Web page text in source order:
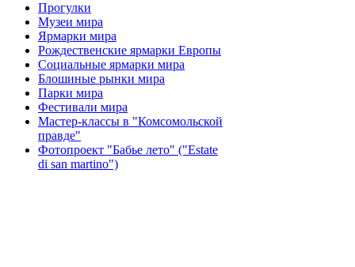
Прогулки
Музеи мира
Ярмарки мира
Рождественские ярмарки Европы
Социальные ярмарки мира
Блошиные рынки мира
Парки мира
Фестивали мира
Мастер-классы в "Комсомольской
правде"
Фотопроект "Бабье лето" ("Еstate
di san martino")